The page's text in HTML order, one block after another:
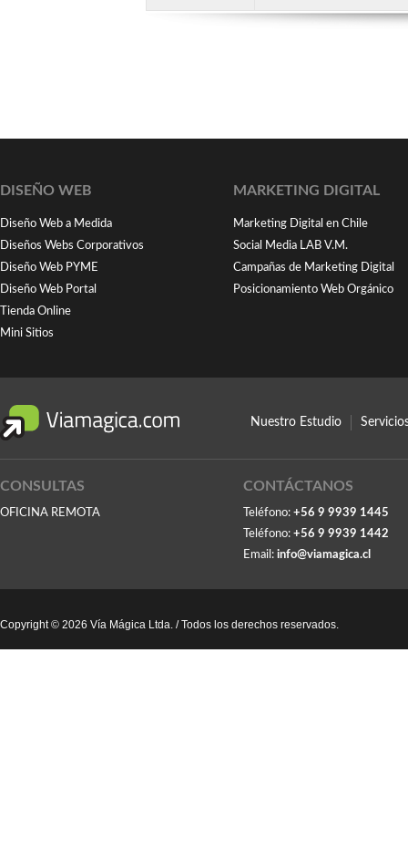
DISEÑO WEB
Diseño Web a Medida
Diseños Webs Corporativos
Diseño Web PYME
Diseño Web Portal
Tienda Online
Mini Sitios
MARKETING DIGITAL
Marketing Digital en Chile
Social Media LAB V.M.
Campañas de Marketing Digital
Posicionamiento Web Orgánico
Nuestro Estudio
CONSULTAS
OFICINA REMOTA
CONTÁCTANOS
Teléfono: +56 9 9939 1445
Teléfono: +56 9 9939 1442
Email: info@viamagica.cl
Copyright © 2026 Vía Mágica Ltda. / Todos los derechos reservados.